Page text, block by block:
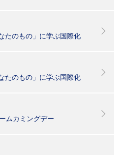
たのもの」に学ぶ国際化
たのもの」に学ぶ国際化
ムカミングデー